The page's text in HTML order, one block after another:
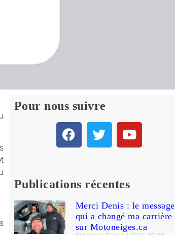
Pour nous suivre
Publications récentes
Merci Denis : le message
qui a changé ma carrière
sur Motoneiges.ca